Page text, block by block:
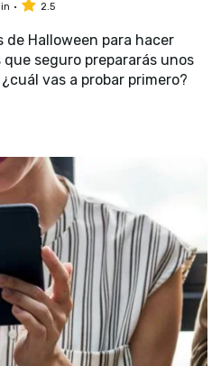
2.5
de Halloween para hacer
seguro prepararás unos
vas a probar primero?